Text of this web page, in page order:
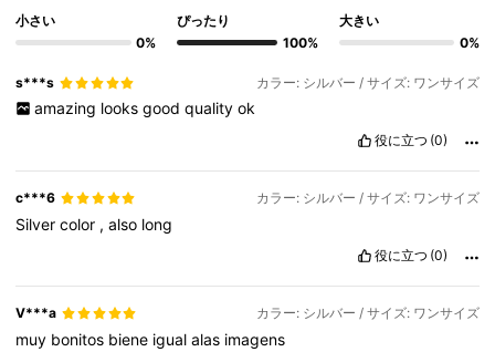
小さい
0%
ぴったり
100%
大きい
0%
s***s カラー: シルバー / サイズ: ワンサイズ
amazing looks good quality ok
役に立つ (0)
c***6 カラー: シルバー / サイズ: ワンサイズ
Silvercolor ,also long
役に立つ (0)
V***a カラー: シルバー / サイズ: ワンサイズ
muy bonitos biene igualalas imagens